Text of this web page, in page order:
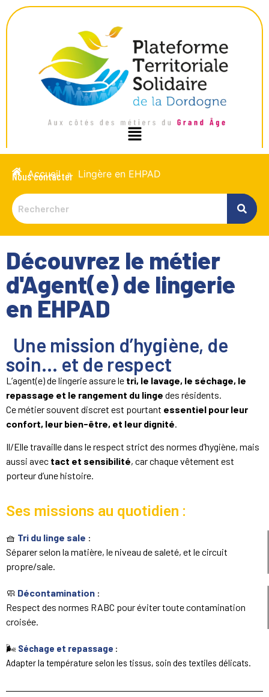
Accueil » Lingère en EHPAD
Nous contacter
Découvrez le métier
d'Agent(e) de lingerie
en EHPAD
Une mission d’hygiène, de
soin… et de respect
L’agent(e) de lingerie assure le tri, le lavage, le séchage, le
repassage et le rangement du linge des résidents.
Ce métier souvent discret est pourtant essentiel pour leur
confort, leur bien-être, et leur dignité.
Il/Elle travaille dans le respect strict des normes d’hygiène, mais
aussi avec tact et sensibilité, car chaque vêtement est
porteur d’une histoire.
Ses missions au quotidien :
🧺 Tri du linge sale :
Séparer selon la matière, le niveau de saleté, et le circuit
propre/sale.
🧼 Décontamination :
Respect des normes RABC pour éviter toute contamination
croisée.
🌬️ Séchage et repassage :
Adapter la température selon les tissus, soin des textiles délicats.